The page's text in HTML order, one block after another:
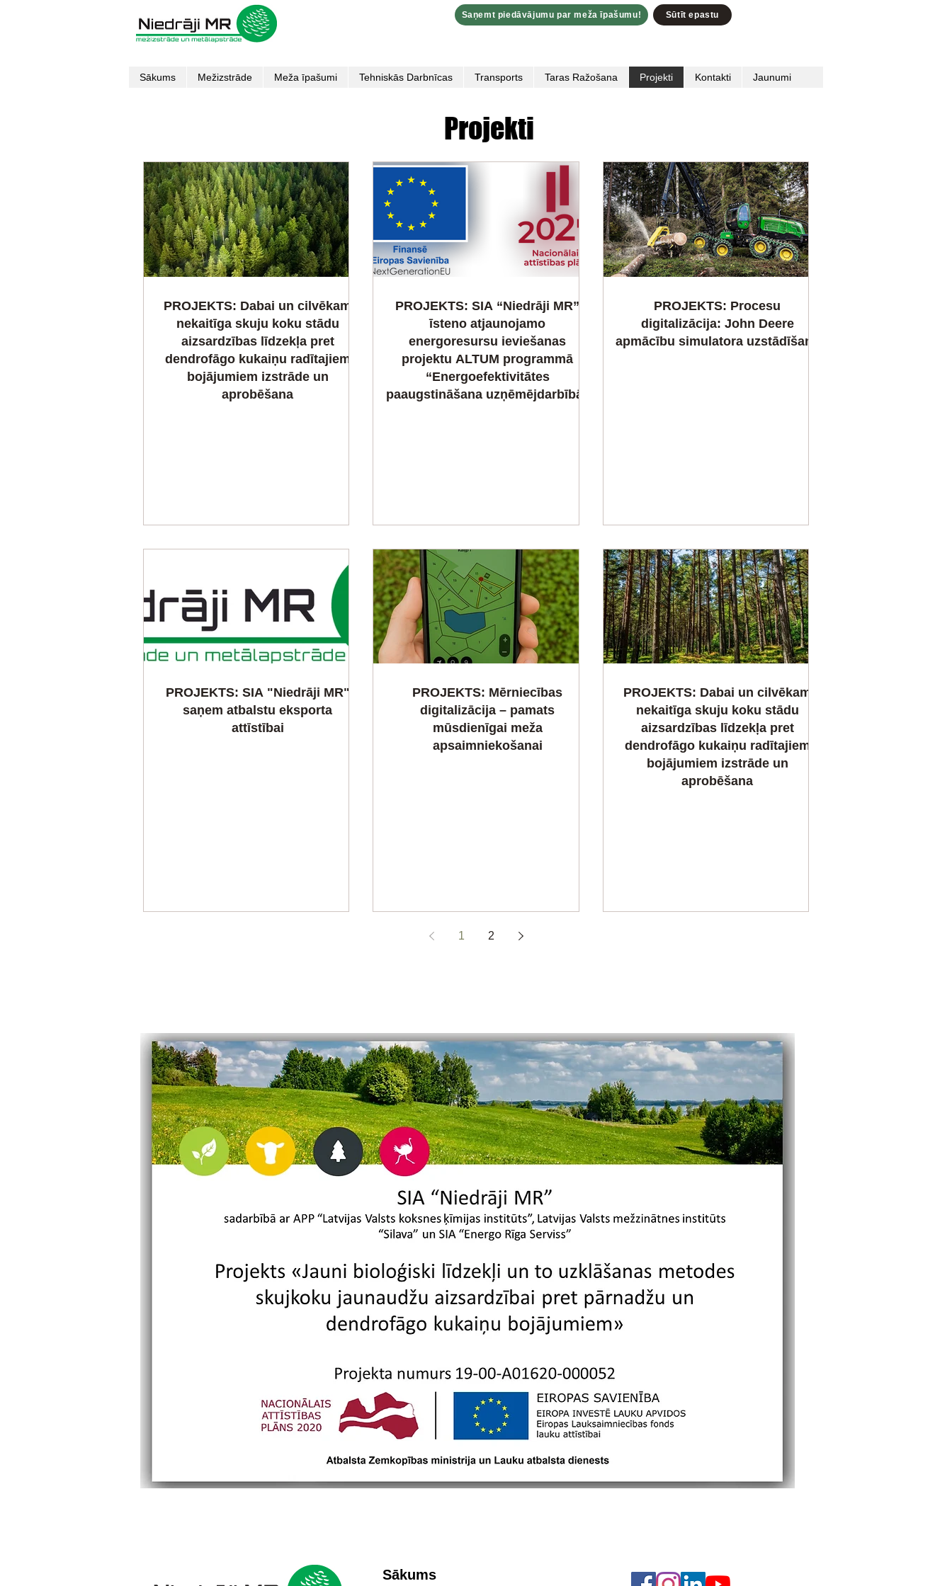
Saņemt piedāvājumu par meža īpašumu! Sūtīt epastu
Sākums Mežizstrāde Meža īpašumi Tehniskās Darbnīcas Transports Taras Ražošana Projekti Kontakti Jaunumi
Projekti
PROJEKTS: Dabai un cilvēkam
nekaitīga skuju koku stādu
aizsardzības līdzekļa pret
dendrofāgo kukaiņu radītajiem
bojājumiem izstrāde un
aprobēšana
PROJEKTS: SIA “Niedrāji MR”
īsteno atjaunojamo
energoresursu ieviešanas
projektu ALTUM programmā
“Energoefektivitātes
paaugstināšana uzņēmējdarbībā”
PROJEKTS: Procesu
digitalizācija: John Deere
apmācību simulatora uzstādīšana
PROJEKTS: SIA "Niedrāji MR"
saņem atbalstu eksporta
attīstībai
PROJEKTS: Mērniecības
digitalizācija – pamats
mūsdienīgai meža
apsaimniekošanai
PROJEKTS: Dabai un cilvēkam
nekaitīga skuju koku stādu
aizsardzības līdzekļa pret
dendrofāgo kukaiņu radītajiem
bojājumiem izstrāde un
aprobēšana
1 2
Sākums